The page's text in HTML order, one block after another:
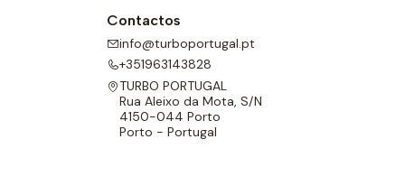
Contactos
info@turboportugal.pt
+351963143828
TURBO PORTUGAL
Rua Aleixo da Mota, S/N
4150-044 Porto
Porto - Portugal